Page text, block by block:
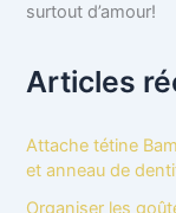
surtout d’amour!
Articles
Attache tétine
et anneau de
Organiser les